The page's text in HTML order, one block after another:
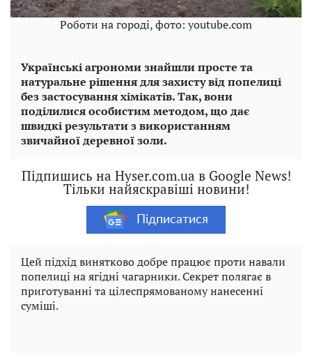
Роботи на городі, фото: youtube.com
Українські агрономи знайшли просте та
натуральне рішення для захисту від попелиці
без застосування хімікатів. Так, вони
поділилися особистим методом, що дає
швидкі результати з використанням
звичайної деревної золи.
Підпишись на Hyser.com.ua в Google News!
Тільки найяскравіші новини!
Підписатися
Цей підхід винятково добре працює проти навали
попелиці на ягідні чагарники. Секрет полягає в
приготуванні та цілеспрямованому нанесенні
суміші.